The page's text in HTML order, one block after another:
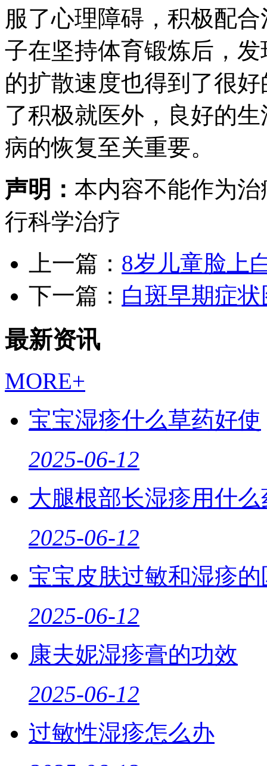
服了心理障碍，积极配
子在坚持体育锻炼后，
的扩散速度也得到了很
了积极就医外，良好的
病的恢复至关重要。
声明： 本内容不能作为
行科学治疗
上一篇： 8岁儿童脸上
下一篇： 白斑早期症
最新资讯
MORE+
宝宝湿疹什么草药好使
2025-06-12
大腿根部长湿疹用什么
2025-06-12
宝宝皮肤过敏和湿疹的
2025-06-12
康夫妮湿疹膏的功效
2025-06-12
过敏性湿疹怎么办